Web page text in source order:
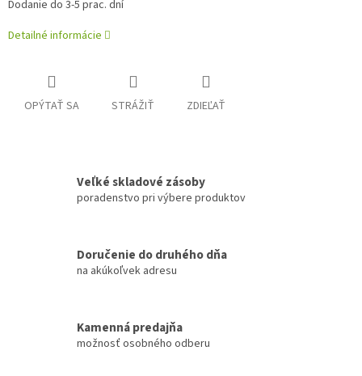
Dodanie do 3-5 prac. dní
Detailné informácie
OPÝTAŤ SA STRÁŽIŤ ZDIEĽAŤ
Veľké skladové zásoby
poradenstvo pri výbere produktov
Doručenie do druhého dňa
na akúkoľvek adresu
Kamenná predajňa
možnosť osobného odberu